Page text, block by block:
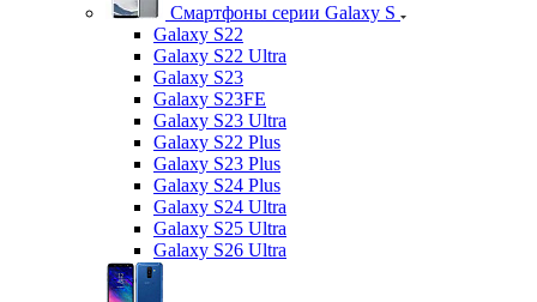
Смартфоны серии Galaxy S
Galaxy S22
Galaxy S22 Ultra
Galaxy S23
Galaxy S23FE
Galaxy S23 Ultra
Galaxy S22 Plus
Galaxy S23 Plus
Galaxy S24 Plus
Galaxy S24 Ultra
Galaxy S25 Ultra
Galaxy S26 Ultra